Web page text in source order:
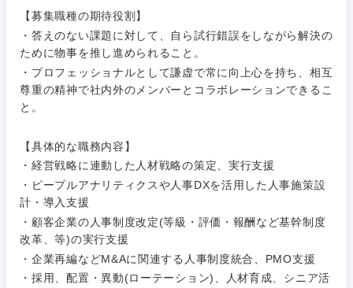
【募集職種の期待役割】
・答えのない課題に対して、自ら試行錯誤をしながら解決の
ために物事を推し進められること。
・プロフェッショナルとして謙虚で常に向上心を持ち、相互
尊重の精神で社内外のメンバーとコラボレーションできるこ
と。
【具体的な職務内容】
・経営戦略に連動した人材戦略の策定、実行支援
・ピープルアナリティクスや人事DXを活用した人事施策設
計・導入支援
・顧客企業の人事制度改定(等級・評価・報酬など基幹制度
改革、等)の実行支援
・企業再編などM&Aに関連する人事制度統合、PMO支援
・採用、配置・異動(ローテーション)、人材育成、シニア活
SCM
人事
営業
サービス
クリエイ
ティブ
新規事業企画・立上げ
M&A・事業投資
政策渉外
人事
マーケティング
サービス
クリエイティブ
コンサルタント
専門職
電気・電子・半導体
素材・化学・金属
メディカル・ヘルスケア・ライフサイエンス
金融
建設・不動産
宮城県
福島県
フリーワード
急募 第二新卒
上場企業
業
外資系企業 英語を活かす